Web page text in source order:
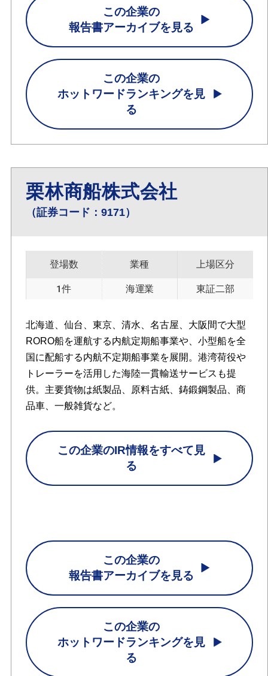
この企業の
報告書アーカイブを見る
この企業の
ホットワードランキングを見
る
栗林商船株式会社
（証券コード：9171）
登場数
1件
業種
海運業
上場区分
東証二部
北海道、仙台、東京、清水、名古屋、大阪間で大型
RORO船を運航する内航定期船事業や、小型船を全
国に配船する内航不定期船事業を展開。港湾荷役や
トレーラーを活用した海陸一貫輸送サービスも提
供。主要貨物は紙製品、原料古紙、鋳鍛鋼製品、商
品車、一般雑貨など。
この企業のIR情報をすべて見
る
この企業の
報告書アーカイブを見る
この企業の
ホットワードランキングを見
る